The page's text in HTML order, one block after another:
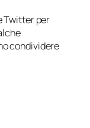
Twitter per
condividere